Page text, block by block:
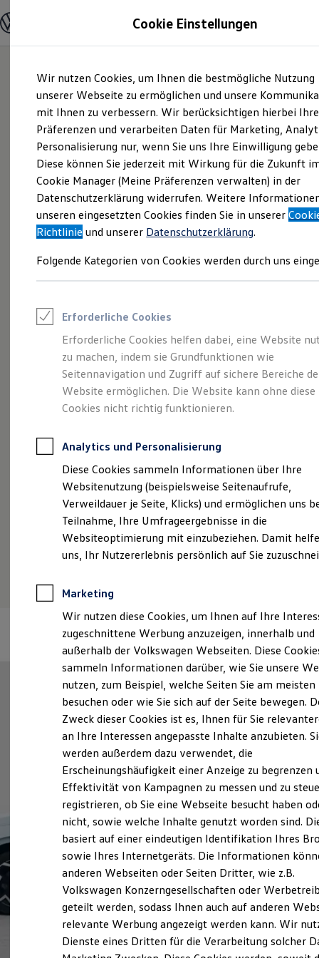
Hauptinhalt
springen
Footer
springen
Modelle und Konfigurator
Modelle vergleichen
Elektroautos
ENERGY Sondermodelle
Nutzfahrzeuge
SUV und CUV
Familienautos
Kombis
Kompaktwagen
Sportwagen
Schnell verfügbare Fahrzeuge
Angebote und Produkte
Aktuelle Angebote
E-Auto-Förderung
Volkswagen Marktplatz
Junge Gebrauchtwagen und Gebrauchtwagen
Saisonangebote
Leasing
Leasing-Angebote
Gebrauchtwagen Leasing
Junge Gebrauchtwagen-Leasing
Elektroauto Leasing
Kleinwagen-Leasing
Leasing ohne Anzahlung
Autokredit mit Schlussrate
Versicherungen und Garantien
Kfz-Versicherung
Restschuldversicherungen
Garantien
Wartungsverträge
Geschäftskunden
Professional Class bei Volkswagen
Großkunden
Behörden
Anpfiff zum Gewinn
Elektroautos
ID. Tutorials
Elektrofahrzeugkonzepte
Reichweite
Reichweite der ID. Modelle
Reichweite im Winter
Laden
Laden unterwegs
Laden Zuhause
Ladezeitensimulator
Batterie
Sicherheit
Garantie und Lebensdauer
Nachhaltigkeit
Technologie
Kosten und Kauf
Verbrauchskosten
Kaufoptionen
E-Auto-Förderung
Software und Konnektivität
Die ID. Software 6
ID. Software Versionen und Updates
Digitale Extras
Schnittstellen zu Ihrem ID.
Ganz schön groß. Der
Polo.
Impressum & Rechtliches)
Cookie Einstellungen
Wir nutzen Cookies, um Ihnen die bestmögliche Nutzung
unserer Webseite zu ermöglichen und unsere
mit Ihnen zu verbessern. Wir berücksichtigen hierbei Ihre
Präferenzen und verarbeiten Daten für Marketing,
Personalisierung nur, wenn Sie uns Ihre Einwilligung
Diese können Sie jederzeit mit Wirkung für die Zukunft
Cookie Manager (Meine Präferenzen verwalten) in der
Datenschutzerklärung widerrufen. Weitere
unseren eingesetzten Cookies finden Sie in unserer
Richtlinie und unserer Datenschutzerklärung.
Folgende Kategorien von Cookies werden durch uns
Erforderliche Cookies
Erforderliche Cookies helfen dabei, eine Website
zu machen, indem sie Grundfunktionen wie
Seitennavigation und Zugriff auf sichere Bereiche
Website ermöglichen. Die Website kann ohne diese
Cookies nicht richtig funktionieren.
Analytics und Personalisierung
Diese Cookies sammeln Informationen über Ihre
Websitenutzung (beispielsweise Seitenaufrufe,
Verweildauer je Seite, Klicks) und ermöglichen uns
Teilnahme, Ihre Umfrageergebnisse in die
Websiteoptimierung mit einzubeziehen. Damit
uns, Ihr Nutzererlebnis persönlich auf Sie
Marketing
Wir nutzen diese Cookies, um Ihnen auf Ihre
zugeschnittene Werbung anzuzeigen, innerhalb und
außerhalb der Volkswagen Webseiten. Diese
sammeln Informationen darüber, wie Sie unsere
nutzen, zum Beispiel, welche Seiten Sie am meisten
besuchen oder wie Sie sich auf der Seite bewegen.
Zweck dieser Cookies ist es, Ihnen für Sie
an Ihre Interessen angepasste Inhalte anzubieten.
werden außerdem dazu verwendet, die
Erscheinungshäufigkeit einer Anzeige zu begrenzen
Effektivität von Kampagnen zu messen und zu
registrieren, ob Sie eine Webseite besucht haben
nicht, sowie welche Inhalte genutzt worden sind.
basiert auf einer eindeutigen Identifikation Ihres
sowie Ihres Internetgeräts. Die Informationen
anderen Webseiten oder Seiten Dritter, wie z.B.
Volkswagen Konzerngesellschaften oder
geteilt werden, sodass Ihnen auch auf anderen
relevante Werbung angezeigt werden kann. Wir
Dienste eines Dritten für die Verarbeitung solcher